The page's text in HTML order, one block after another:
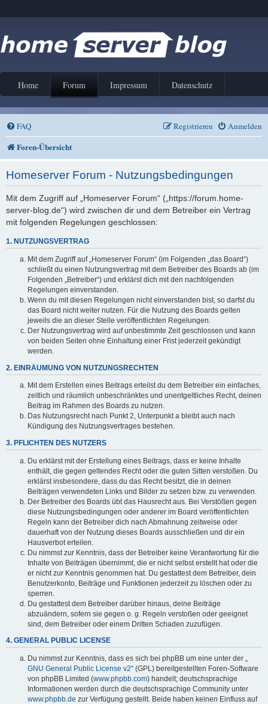
Home Forum Impressum Datenschutz
FAQ Anmelden
Registrieren
Foren-Übersicht
Homeserver Forum - Nutzungsbedingungen
Mit dem Zugriff auf „Homeserver Forum“ („https://forum.home-
server-blog.de“) wird zwischen dir und dem Betreiber ein Vertrag
mit folgenden Regelungen geschlossen:
1. NUTZUNGSVERTRAG
Mit dem Zugriff auf „Homeserver Forum“ (im Folgenden „das Board“)
schließt du einen Nutzungsvertrag mit dem Betreiber des Boards ab (im
Folgenden „Betreiber“) und erklärst dich mit den nachfolgenden
Regelungen einverstanden.
Wenn du mit diesen Regelungen nicht einverstanden bist, so darfst du
das Board nicht weiter nutzen. Für die Nutzung des Boards gelten
jeweils die an dieser Stelle veröffentlichten Regelungen.
Der Nutzungsvertrag wird auf unbestimmte Zeit geschlossen und kann
von beiden Seiten ohne Einhaltung einer Frist jederzeit gekündigt
werden.
2. EINRÄUMUNG VON NUTZUNGSRECHTEN
Mit dem Erstellen eines Beitrags erteilst du dem Betreiber ein einfaches,
zeitlich und räumlich unbeschränktes und unentgeltliches Recht, deinen
Beitrag im Rahmen des Boards zu nutzen.
Das Nutzungsrecht nach Punkt 2, Unterpunkt a bleibt auch nach
Kündigung des Nutzungsvertrages bestehen.
3. PFLICHTEN DES NUTZERS
Du erklärst mit der Erstellung eines Beitrags, dass er keine Inhalte
enthält, die gegen geltendes Recht oder die guten Sitten verstoßen. Du
erklärst insbesondere, dass du das Recht besitzt, die in deinen
Beiträgen verwendeten Links und Bilder zu setzen bzw. zu verwenden.
Der Betreiber des Boards übt das Hausrecht aus. Bei Verstößen gegen
diese Nutzungsbedingungen oder anderer im Board veröffentlichten
Regeln kann der Betreiber dich nach Abmahnung zeitweise oder
dauerhaft von der Nutzung dieses Boards ausschließen und dir ein
Hausverbot erteilen.
Du nimmst zur Kenntnis, dass der Betreiber keine Verantwortung für die
Inhalte von Beiträgen übernimmt, die er nicht selbst erstellt hat oder die
er nicht zur Kenntnis genommen hat. Du gestattest dem Betreiber, dein
Benutzerkonto, Beiträge und Funktionen jederzeit zu löschen oder zu
sperren.
Du gestattest dem Betreiber darüber hinaus, deine Beiträge
abzuändern, sofern sie gegen o. g. Regeln verstoßen oder geeignet
sind, dem Betreiber oder einem Dritten Schaden zuzufügen.
4. GENERAL PUBLIC LICENSE
Du nimmst zur Kenntnis, dass es sich bei phpBB um eine unter der „
GNU General Public License v2“ (GPL) bereitgestellten Foren-Software
von phpBB Limited (www.phpbb.com) handelt; deutschsprachige
Informationen werden durch die deutschsprachige Community unter
www.phpbb.de zur Verfügung gestellt. Beide haben keinen Einfluss auf